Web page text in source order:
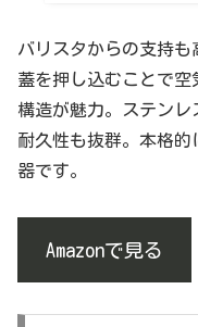
バリスタからの支持
蓋を押し込むことで
構造が魅力。ステンレ
耐久性も抜群。本格
器です。
Amazonで見る